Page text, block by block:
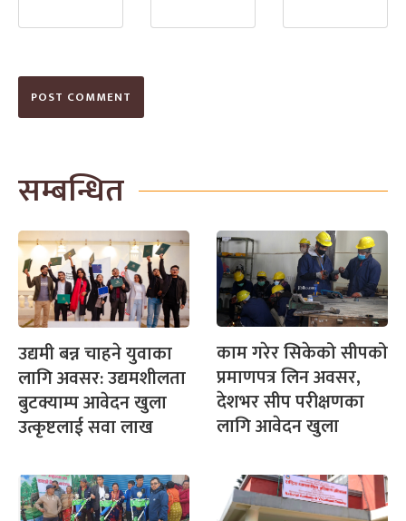
सम्बन्धित
उद्यमी बन्न चाहने युवाका
लागि अवसर: उद्यमशीलता
बुटक्याम्प आवेदन खुला
उत्कृष्टलाई सवा लाख
काम गरेर सिकेको सीपको
प्रमाणपत्र लिन अवसर,
देशभर सीप परीक्षणका
लागि आवेदन खुला